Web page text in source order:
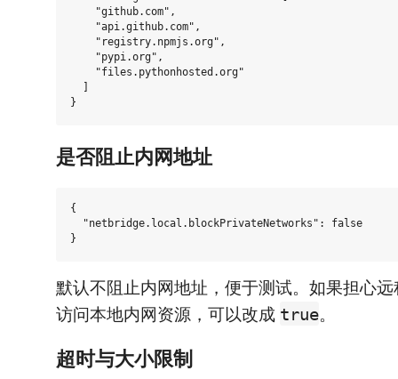
    "github.com",
    "api.github.com",
    "registry.npmjs.org",
    "pypi.org",
    "files.pythonhosted.org"
是否阻止内网地址
{
  "netbridge.local.blockPrivateNetworks": false
默认不阻止内网地址，便于测试。如果担心
访问本地内网资源，可以改成 true。
超时与大小限制